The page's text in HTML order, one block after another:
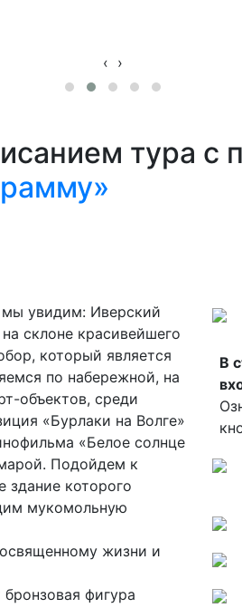
‹ ›
тура с
мы увидим: Иверский
склоне красивейшего
который является
по набережной, на
объектов, среди
«Бурлаки на Волге»
«Белое солнце
Подойдем к
здание которого
мукомольную
жизни и
фигура
В